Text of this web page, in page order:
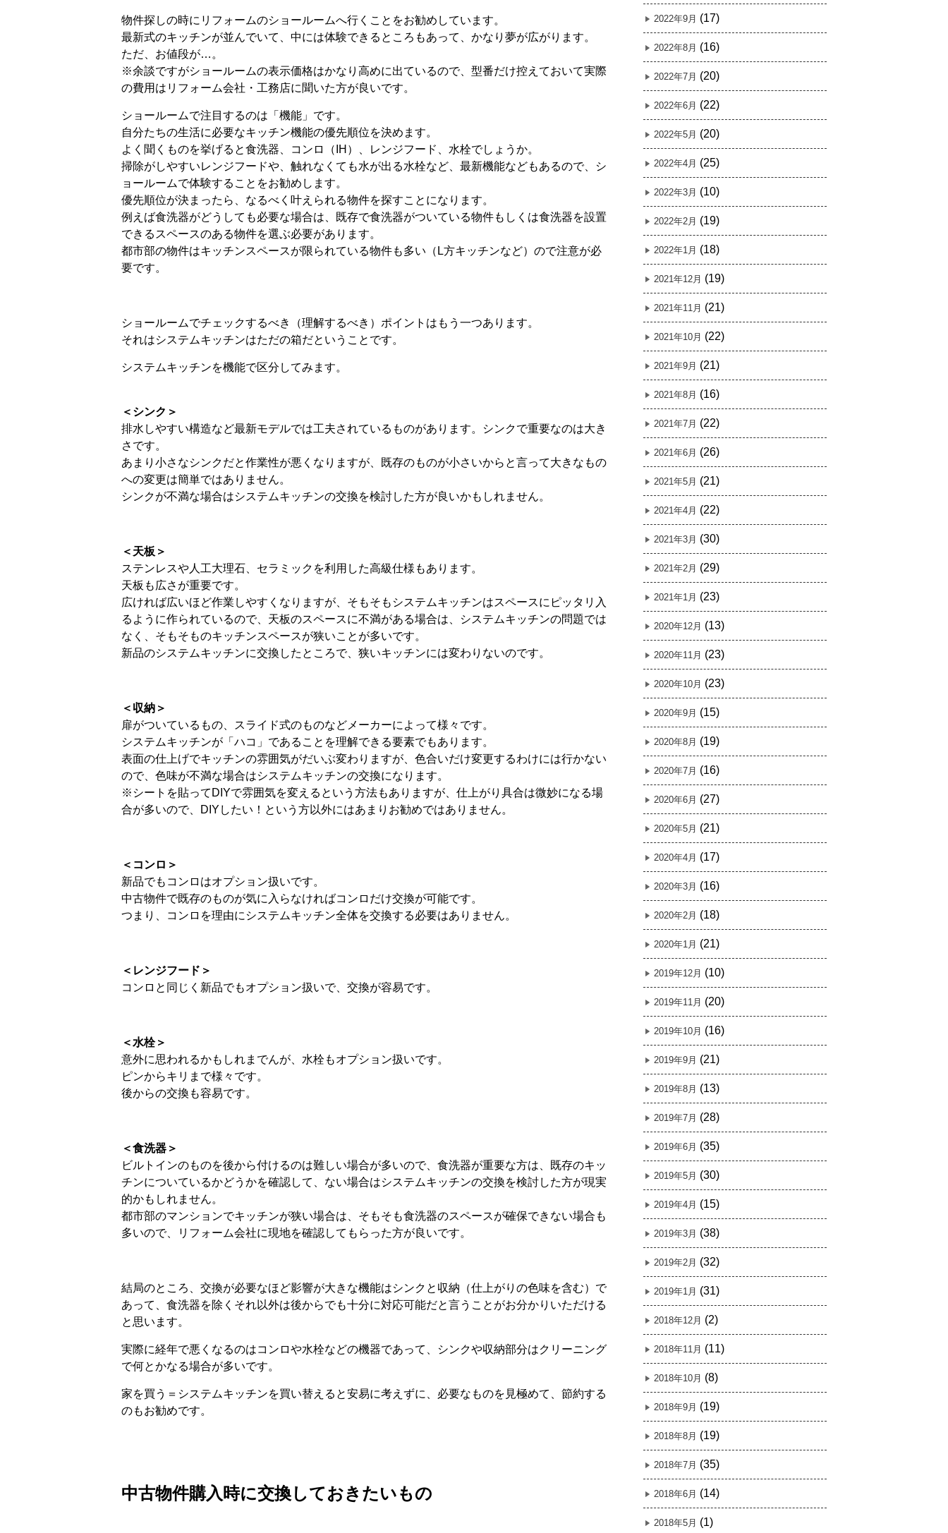
物件探しの時にリフォームのショールームへ行くことをお勧めしています。
最新式のキッチンが並んでいて、中には体験できるところもあって、かなり夢が広がります。
ただ、お値段が…。
※余談ですがショールームの表示価格はかなり高めに出ているので、型番だけ控えておいて実際
の費用はリフォーム会社・工務店に聞いた方が良いです。
ショールームで注目するのは「機能」です。
自分たちの生活に必要なキッチン機能の優先順位を決めます。
よく聞くものを挙げると食洗器、コンロ（IH）、レンジフード、水栓でしょうか。
掃除がしやすいレンジフードや、触れなくても水が出る水栓など、最新機能などもあるので、シ
ョールームで体験することをお勧めします。
優先順位が決まったら、なるべく叶えられる物件を探すことになります。
例えば食洗器がどうしても必要な場合は、既存で食洗器がついている物件もしくは食洗器を設置
できるスペースのある物件を選ぶ必要があります。
都市部の物件はキッチンスペースが限られている物件も多い（L方キッチンなど）ので注意が必
要です。
ショールームでチェックするべき（理解するべき）ポイントはもう一つあります。
それはシステムキッチンはただの箱だということです。
システムキッチンを機能で区分してみます。
＜シンク＞
排水しやすい構造など最新モデルでは工夫されているものがあります。シンクで重要なのは大き
さです。
あまり小さなシンクだと作業性が悪くなりますが、既存のものが小さいからと言って大きなもの
への変更は簡単ではありません。
シンクが不満な場合はシステムキッチンの交換を検討した方が良いかもしれません。
＜天板＞
ステンレスや人工大理石、セラミックを利用した高級仕様もあります。
天板も広さが重要です。
広ければ広いほど作業しやすくなりますが、そもそもシステムキッチンはスペースにピッタリ入
るように作られているので、天板のスペースに不満がある場合は、システムキッチンの問題では
なく、そもそものキッチンスペースが狭いことが多いです。
新品のシステムキッチンに交換したところで、狭いキッチンには変わりないのです。
＜収納＞
扉がついているもの、スライド式のものなどメーカーによって様々です。
システムキッチンが「ハコ」であることを理解できる要素でもあります。
表面の仕上げでキッチンの雰囲気がだいぶ変わりますが、色合いだけ変更するわけには行かない
ので、色味が不満な場合はシステムキッチンの交換になります。
※シートを貼ってDIYで雰囲気を変えるという方法もありますが、仕上がり具合は微妙になる場
合が多いので、DIYしたい！という方以外にはあまりお勧めではありません。
＜コンロ＞
新品でもコンロはオプション扱いです。
中古物件で既存のものが気に入らなければコンロだけ交換が可能です。
つまり、コンロを理由にシステムキッチン全体を交換する必要はありません。
＜レンジフード＞
コンロと同じく新品でもオプション扱いで、交換が容易です。
＜水栓＞
意外に思われるかもしれまでんが、水栓もオプション扱いです。
ピンからキリまで様々です。
後からの交換も容易です。
＜食洗器＞
ビルトインのものを後から付けるのは難しい場合が多いので、食洗器が重要な方は、既存のキッ
チンについているかどうかを確認して、ない場合はシステムキッチンの交換を検討した方が現実
的かもしれません。
都市部のマンションでキッチンが狭い場合は、そもそも食洗器のスペースが確保できない場合も
多いので、リフォーム会社に現地を確認してもらった方が良いです。
結局のところ、交換が必要なほど影響が大きな機能はシンクと収納（仕上がりの色味を含む）で
あって、食洗器を除くそれ以外は後からでも十分に対応可能だと言うことがお分かりいただける
と思います。
実際に経年で悪くなるのはコンロや水栓などの機器であって、シンクや収納部分はクリーニング
で何とかなる場合が多いです。
家を買う＝システムキッチンを買い替えると安易に考えずに、必要なものを見極めて、節約する
のもお勧めです。
中古物件購入時に交換しておきたいもの
2022年9月 (17)
2022年8月 (16)
2022年7月 (20)
2022年6月 (22)
2022年5月 (20)
2022年4月 (25)
2022年3月 (10)
2022年2月 (19)
2022年1月 (18)
2021年12月 (19)
2021年11月 (21)
2021年10月 (22)
2021年9月 (21)
2021年8月 (16)
2021年7月 (22)
2021年6月 (26)
2021年5月 (21)
2021年4月 (22)
2021年3月 (30)
2021年2月 (29)
2021年1月 (23)
2020年12月 (13)
2020年11月 (23)
2020年10月 (23)
2020年9月 (15)
2020年8月 (19)
2020年7月 (16)
2020年6月 (27)
2020年5月 (21)
2020年4月 (17)
2020年3月 (16)
2020年2月 (18)
2020年1月 (21)
2019年12月 (10)
2019年11月 (20)
2019年10月 (16)
2019年9月 (21)
2019年8月 (13)
2019年7月 (28)
2019年6月 (35)
2019年5月 (30)
2019年4月 (15)
2019年3月 (38)
2019年2月 (32)
2019年1月 (31)
2018年12月 (2)
2018年11月 (11)
2018年10月 (8)
2018年9月 (19)
2018年8月 (19)
2018年7月 (35)
2018年6月 (14)
2018年5月 (1)